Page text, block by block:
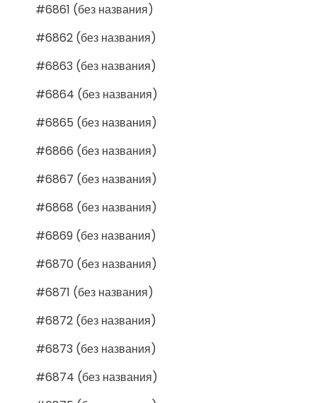
#6861 (без названия)
#6862 (без названия)
#6863 (без названия)
#6864 (без названия)
#6865 (без названия)
#6866 (без названия)
#6867 (без названия)
#6868 (без названия)
#6869 (без названия)
#6870 (без названия)
#6871 (без названия)
#6872 (без названия)
#6873 (без названия)
#6874 (без названия)